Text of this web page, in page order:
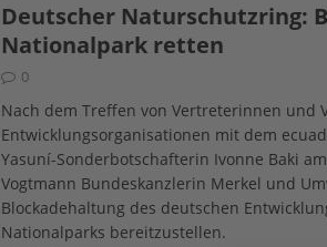
[ 24. März 2023 ] Töpfern
Jucken auf acht Beinen…
Deutscher Naturschutzring:
Nationalpark retten
0
Nach dem Treffen von Vertreterinnen und
Entwicklungsorganisationen mit dem
Yasuní-Sonderbotschafterin Ivonne Baki
Vogtmann Bundeskanzlerin Merkel und
Blockadehaltung des deutschen
Nationalparks bereitzustellen.